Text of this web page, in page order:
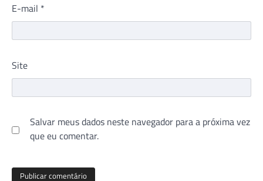
E-mail *
Site
Salvar meus dados neste navegador para a próxima vez
que eu comentar.